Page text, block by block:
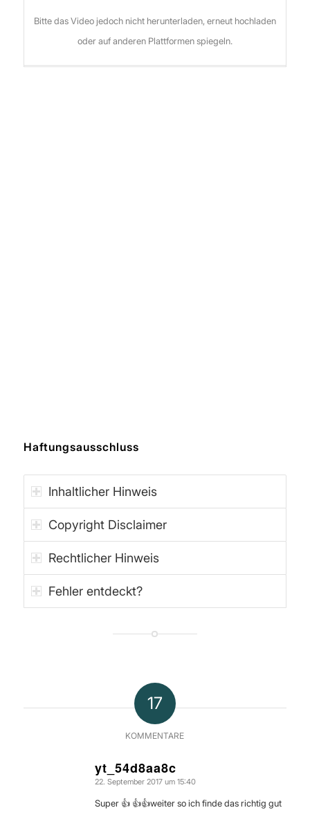
Bitte das Video jedoch nicht herunterladen, erneut hochladen
oder auf anderen Plattformen spiegeln.
Haftungsausschluss
Inhaltlicher Hinweis
Copyright Disclaimer
Rechtlicher Hinweis
Fehler entdeckt?
17
KOMMENTARE
yt_54d8aa8c
sagte:
22. September 2017 um 15:40
Super 👍 👍👍weiter so ich finde das richtig gut